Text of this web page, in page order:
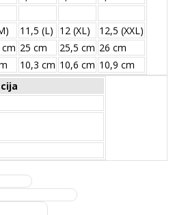
11,5 (L) 12 (XL)
12,5 (XXL)
25 сm 25,5 сm 26 сm
10,3 сm 10,6 сm 10,9 сm